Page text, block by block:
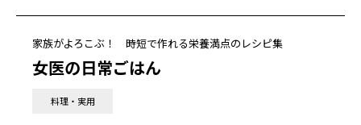
家族がよろこぶ！ 時短で作れる栄養満点のレシピ集
女医の日常ごはん
料理・実用